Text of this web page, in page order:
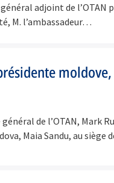
adjoint de l’OTAN
M. l’ambassadeur…
de l’OTAN, Mark
Maia Sandu, au siège